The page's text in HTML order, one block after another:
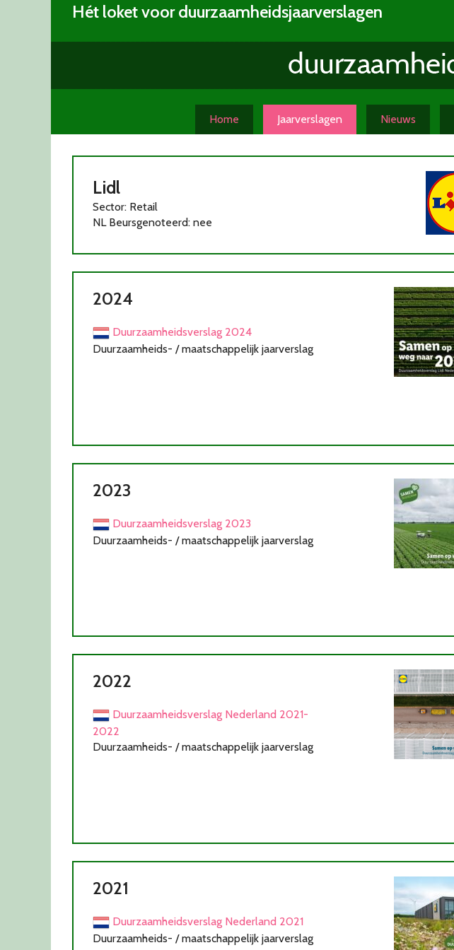
Hét loket voor duurzaamheidsjaarverslagen
Home Jaarverslagen Nieuws
Lidl
Sector: Retail
NL Beursgenoteerd: nee
2024
Duurzaamheidsverslag 2024
Duurzaamheids- / maatschappelijk jaarverslag
2023
Duurzaamheidsverslag 2023
Duurzaamheids- / maatschappelijk jaarverslag
2022
Duurzaamheidsverslag Nederland 2021-
2022
Duurzaamheids- / maatschappelijk jaarverslag
2021
Duurzaamheidsverslag Nederland 2021
Duurzaamheids- / maatschappelijk jaarverslag